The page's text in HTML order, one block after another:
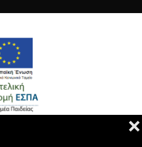
❌